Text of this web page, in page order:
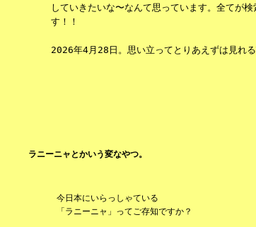
していきたいな〜なんて思っています。全てが
す！！
2026年4月28日。思い立ってとりあえずは見
ラニーニャとかいう変なやつ。
今日本にいらっしゃている
「ラニーニャ」ってご存知ですか？